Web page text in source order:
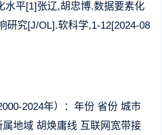
水平[1]张辽,胡忠博.数据要素化
研究[J/OL].软科学,1-12[2024-08
2024年）：年份 省份 城市
地域 胡焕庸线 互联网宽带接